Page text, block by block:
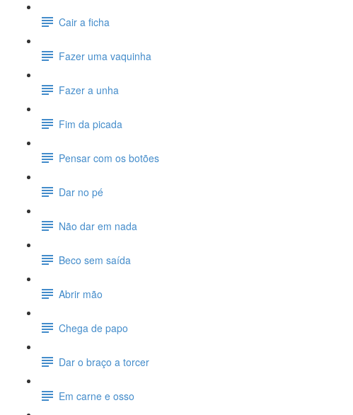
Cair a ficha
Fazer uma vaquinha
Fazer a unha
Fim da picada
Pensar com os botões
Dar no pé
Não dar em nada
Beco sem saída
Abrir mão
Chega de papo
Dar o braço a torcer
Em carne e osso